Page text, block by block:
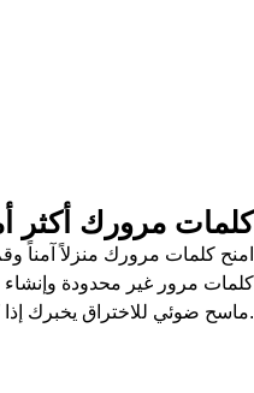
كلمات مرورك أكثر
امنح كلمات مرورك منزلاً آمناً
كلمات مرور غير محدودة
ماسح ضوئي للاختراق يخبرك إذا كانت كلمات مرورك مكشوفة.